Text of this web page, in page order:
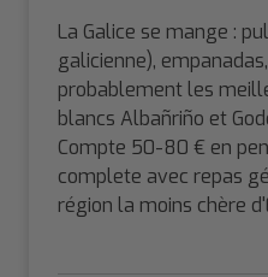
La Galice se mange :
galicienne),
probablement les
blancs Albañriño et
Compte 50-80 € en
complete avec repas
région la moins chère